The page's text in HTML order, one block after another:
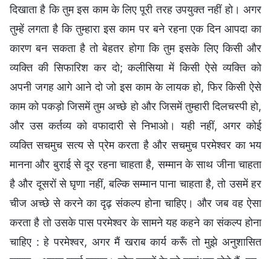
दिखाता है कि तुम इस काम के लिए पूरी तरह उपयुक्त नहीं हो। अगर
तुम्हें लगता है कि तुम्हारा इस काम पर बने रहना एक दिन आपदा का
कारण बन सकता है तो बेहतर होगा कि तुम इसके लिए किसी और
व्यक्ति की सिफारिश कर दो; कलीसिया में किसी ऐसे व्यक्ति को
अपनी जगह आगे आने दो जो इस काम के लायक हो, फिर किसी ऐसे
काम को पकड़ो जिसमें तुम अच्छे हो और जिसमें तुम्हारी दिलचस्पी हो,
और उस कर्तव्य को वफादारी से निभाओ। यही नहीं, अगर कोई
व्यक्ति सचमुच सत्य से प्रेम करता है और सचमुच परमेश्वर का भय
मानना और बुराई से दूर रहना चाहता है, सम्मान के साथ जीना चाहता
है और दूसरों से घृणा नहीं, बल्कि सम्मान पाना चाहता है, तो उसमें हर
चीज अच्छे से करने का दृढ़ संकल्प होना चाहिए। और जब वह ऐसा
करता है तो उसके पास परमेश्वर के सामने यह कहने का संकल्प होना
चाहिए : हे परमेश्वर, अगर मैं खराब कार्य करूँ तो मुझे अनुशासित